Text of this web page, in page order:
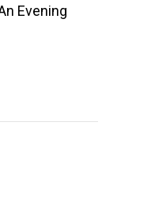
Evening